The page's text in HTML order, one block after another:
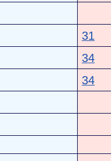
31
34
34